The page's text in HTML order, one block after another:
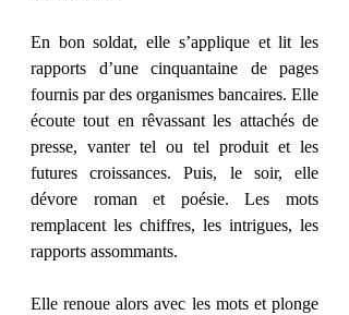
En bon soldat, elle s’applique et lit les
rapports d’une cinquantaine de pages
fournis par des organismes bancaires. Elle
écoute tout en rêvassant les attachés de
presse, vanter tel ou tel produit et les
futures croissances. Puis, le soir, elle
dévore roman et poésie. Les mots
remplacent les chiffres, les intrigues, les
rapports assommants.
Elle renoue alors avec les mots et plonge